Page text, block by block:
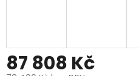
87 808 Kč